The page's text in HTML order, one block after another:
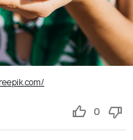
0